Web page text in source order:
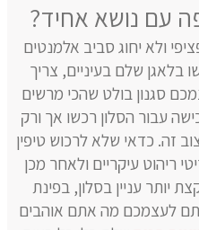
עם נושא אחיד?
ולא יחוג סביב אלמנטים
בלאגן שלם בעיניים, צריך
סגנון בולט שהכי מרשים
עבור הסלון רכשו אך ורק
זה. כדאי שלא לרכוש טיפין
ריהוט עיקריים ולאחר מכן
יותר עניין בסלון, בפינת
לעצמכם מה אתם אוהבים